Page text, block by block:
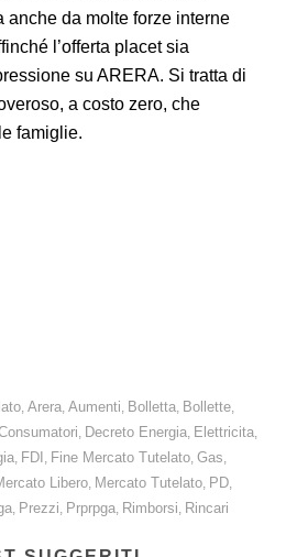
anche da molte forze interne
l’offerta placet sia
su ARERA. Si tratta di
a costo zero, che
famiglie.
, Arera, Aumenti, Bolletta, Bollette,
, Decreto Energia, Elettricita,
, FDI , Fine Mercato Tutelato, Gas,
Libero, Mercato Tutelato, PD,
, Prezzi, Prprpga, Rimborsi, Rincari